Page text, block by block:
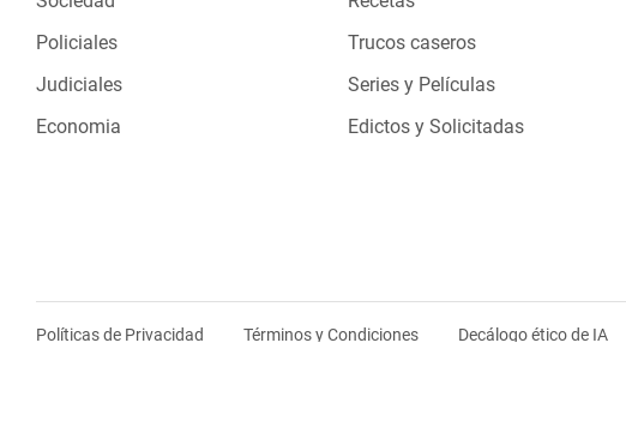
Policiales
Judiciales
Economia
Trucos caseros
Series y Películas
Edictos y Solicitadas
Políticas de Privacidad Términos y Condiciones Decálogo ético de IA